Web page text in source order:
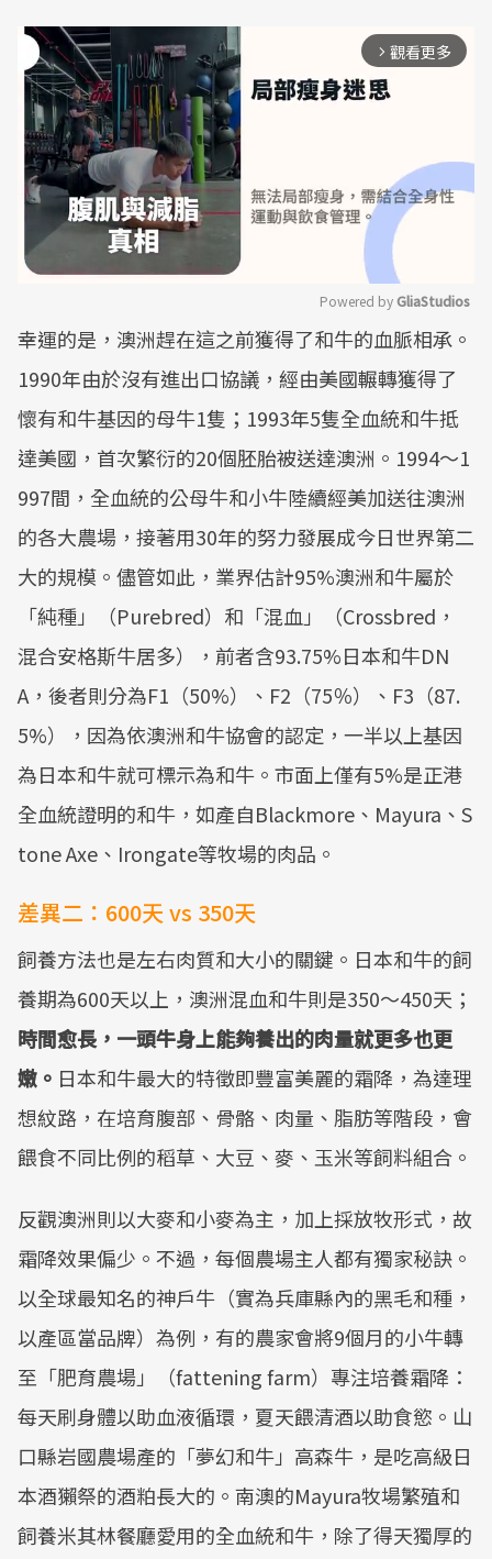
arrow_forward_ios 觀看更多
Mute
Powered by GliaStudios
幸運的是，澳洲趕在這之前獲得了和牛的血脈相承。
1990年由於沒有進出口協議，經由美國輾轉獲得了
懷有和牛基因的母牛1隻；1993年5隻全血統和牛抵
達美國，首次繁衍的20個胚胎被送達澳洲。1994～1
997間，全血統的公母牛和小牛陸續經美加送往澳洲
的各大農場，接著用30年的努力發展成今日世界第二
大的規模。儘管如此，業界估計95%澳洲和牛屬於
「純種」（Purebred）和「混血」（Crossbred，
混合安格斯牛居多），前者含93.75%日本和牛DN
A，後者則分為F1（50%）、F2（75％）、F3（87.
5%），因為依澳洲和牛協會的認定，一半以上基因
為日本和牛就可標示為和牛。市面上僅有5%是正港
全血統證明的和牛，如產自Blackmore、Mayura、S
tone Axe、Irongate等牧場的肉品。
差異二：600天 vs 350天
飼養方法也是左右肉質和大小的關鍵。日本和牛的飼
養期為600天以上，澳洲混血和牛則是350～450天；
時間愈長，一頭牛身上能夠養出的肉量就更多也更
嫩。 日本和牛最大的特徵即豐富美麗的霜降，為達理
想紋路，在培育腹部、骨骼、肉量、脂肪等階段，會
餵食不同比例的稻草、大豆、麥、玉米等飼料組合。
反觀澳洲則以大麥和小麥為主，加上採放牧形式，故
霜降效果偏少。不過，每個農場主人都有獨家秘訣。
以全球最知名的神戶牛（實為兵庫縣內的黑毛和種，
以產區當品牌）為例，有的農家會將9個月的小牛轉
至「肥育農場」（fattening farm）專注培養霜降：
每天刷身體以助血液循環，夏天餵清酒以助食慾。山
口縣岩國農場產的「夢幻和牛」高森牛，是吃高級日
本酒獺祭的酒粕長大的。南澳的Mayura牧場繁殖和
飼養米其林餐廳愛用的全血統和牛，除了得天獨厚的